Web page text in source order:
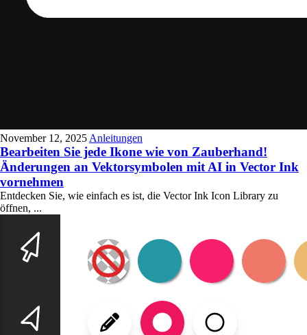
November 12, 2025 Anleitungen
Bearbeiten Sie jede Ikone wie von Zauberhand!
Änderungen an Vektorsymbolen mit AI in Vector Ink
vornehmen
Entdecken Sie, wie einfach es ist, die Vector Ink Icon Library zu
öffnen, ...